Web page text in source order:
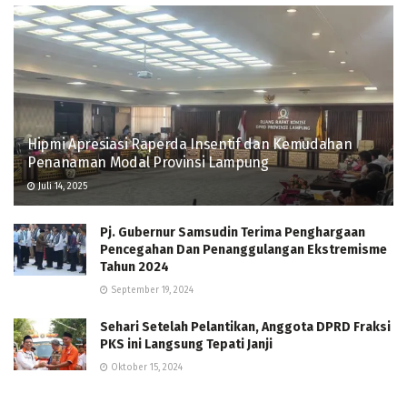
Hipmi Apresiasi Raperda Insentif dan Kemudahan
Penanaman Modal Provinsi Lampung
Juli 14, 2025
Pj. Gubernur Samsudin Terima Penghargaan
Pencegahan Dan Penanggulangan Ekstremisme
Tahun 2024
September 19, 2024
Sehari Setelah Pelantikan, Anggota DPRD Fraksi
PKS ini Langsung Tepati Janji
Oktober 15, 2024